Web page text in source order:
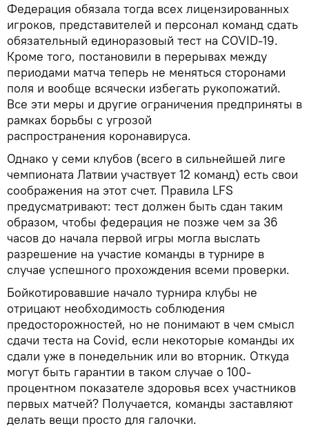
Федерация обязала тогда всех лицензированных
игроков, представителей и персонал команд сдать
обязательный единоразовый тест на COVID-19.
Кроме того, постановили в перерывах между
периодами матча теперь не меняться сторонами
поля и вообще всячески избегать рукопожатий.
Все эти меры и другие ограничения предприняты в
рамках борьбы с угрозой
распространения коронавируса.
Однако у семи клубов (всего в сильнейшей лиге
чемпионата Латвии участвует 12 команд) есть свои
соображения на этот счет. Правила LFS
предусматривают: тест должен быть сдан таким
образом, чтобы федерация не позже чем за 36
часов до начала первой игры могла выслать
разрешение на участие команды в турнире в
случае успешного прохождения всеми проверки.
Бойкотировавшие начало турнира клубы не
отрицают необходимость соблюдения
предосторожностей, но не понимают в чем смысл
сдачи теста на Covid, если некоторые команды их
сдали уже в понедельник или во вторник. Откуда
могут быть гарантии в таком случае о 100-
процентном показателе здоровья всех участников
первых матчей? Получается, команды заставляют
делать вещи просто для галочки.